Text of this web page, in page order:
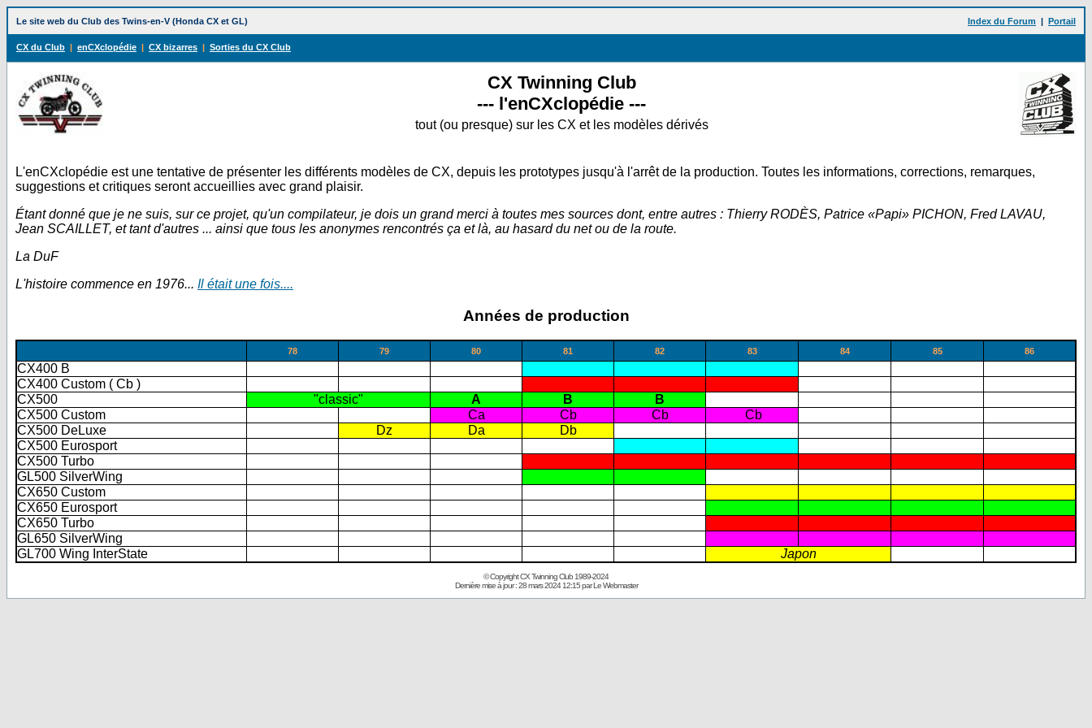
Le site web du Club des Twins-en-V (Honda CX et GL) Index du Forum | Portail
CX du Club | enCXclopédie | CX bizarres | Sorties du CX Club
CX Twinning Club
--- l'enCXclopédie ---
tout (ou presque) sur les CX et les modèles dérivés
L'enCXclopédie est une tentative de présenter les différents modèles de CX, depuis les prototypes jusqu'à l'arrêt de la production. Toutes les informations, corrections, remarques,
suggestions et critiques seront accueillies avec grand plaisir.
Étant donné que je ne suis, sur ce projet, qu'un compilateur, je dois un grand merci à toutes mes sources dont, entre autres : Thierry RODÈS, Patrice «Papi» PICHON, Fred LAVAU,
Jean SCAILLET, et tant d'autres ... ainsi que tous les anonymes rencontrés ça et là, au hasard du net ou de la route.
La DuF
L'histoire commence en 1976... Il était une fois....
Années de production
78 79 80 81 82 83 84 85 86
CX400 B
CX400 Custom ( Cb )
CX500
"classic" A B
B
CX500 Custom
Ca Cb Cb
Cb
CX500 DeLuxe
Dz Da
Db
CX500 Eurosport
CX500 Turbo
GL500 SilverWing
CX650 Custom
CX650 Eurosport
CX650 Turbo
GL650 SilverWing
GL700 Wing InterState
Japon
©Copyright CX Twinning Club 1989-2024
Dernière mise à jour :28 mars 2024 12:15par Le Webmaster